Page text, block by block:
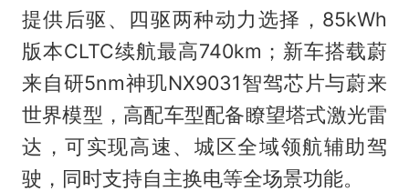
提供后驱、四驱两种动力选择，85kWh
版本CLTC续航最高740km；新车搭载蔚
来自研5nm神玑NX9031智驾芯片与蔚来
世界模型，高配车型配备瞭望塔式激光雷
达，可实现高速、城区全域领航辅助驾
驶，同时支持自主换电等全场景功能。